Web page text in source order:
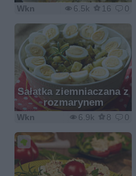
6.5k 16 0
Wkn
Sałatka ziemniaczana z
rozmarynem
6.9k 8 0
Wkn